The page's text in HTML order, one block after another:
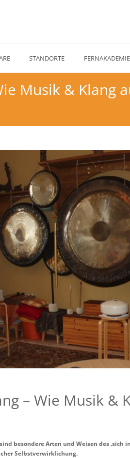
STANDORTE FERNAKADEMIE
Musik & Klang
– Wie Musik &
besondere Arten und Weisen des
Selbstverwirklichung.